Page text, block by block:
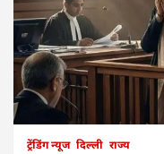
ट्रेंडिंग न्यूज दिल्ली राज्य